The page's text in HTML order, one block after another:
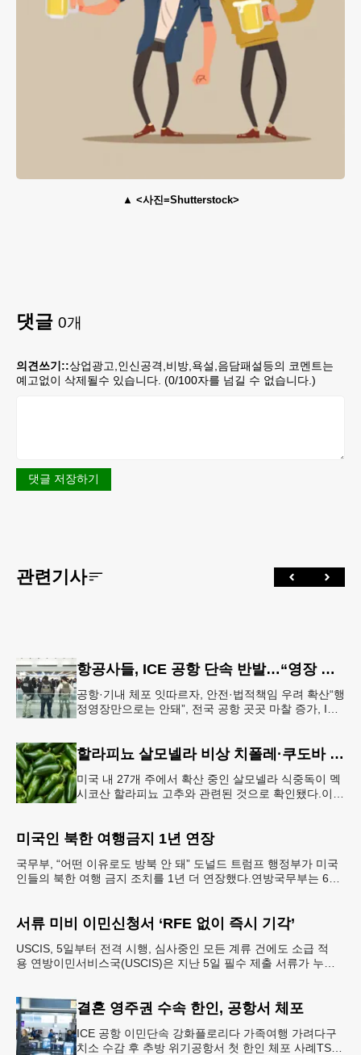
<사진=Shutterstock>
댓글 0개
의견쓰기::상업광고,인신공격,비방,욕설,음담패설등의 코멘트는
예고없이 삭제될수 있습니다. (0/100자를 넘길 수 없습니다.)
댓글 저장하기
관련기사
항공사들, ICE 공항 단속 반발…“영장 없인 협조 불가”
공항·기내 체포 잇따르자, 안전·법적책임 우려 확산“행
정영장만으로는 안돼”, 전국 공항 곳곳 마찰 증가, ICE
할라피뇨 살모넬라 비상 치폴레·쿠도바 긴급 회수
미국 내 27개 주에서 확산 중인 살모넬라 식중독이 멕
시코산 할라피뇨 고추와 관련된 것으로 확인됐다.이에
미국인 북한 여행금지 1년 연장
국무부, “어떤 이유로도 방북 안 돼” 도널드 트럼프 행정부가 미국
인들의 북한 여행 금지 조치를 1년 더 연장했다.연방국무부는 6일
서류 미비 이민신청서 ‘RFE 없이 즉시 기각’
USCIS, 5일부터 전격 시행, 심사중인 모든 계류 건에도 소급 적
용 연방이민서비스국(USCIS)은 지난 5일 필수 제출 서류가 누락
결혼 영주권 수속 한인, 공항서 체포
ICE 공항 이민단속 강화플로리다 가족여행 가려다구
치소 수감 후 추방 위기공항서 첫 한인 체포 사례TSA